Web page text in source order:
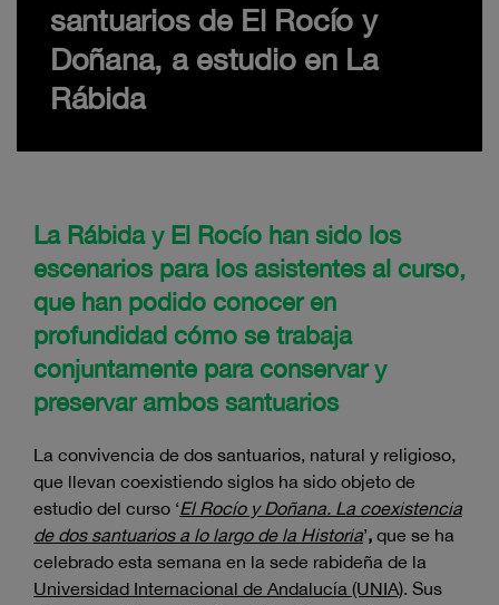
santuarios de El Rocío y
Doñana, a estudio en La
Rábida
La Rábida y El Rocío han sido los
escenarios para los asistentes al curso,
que han podido conocer en
profundidad cómo se trabaja
conjuntamente para conservar y
preservar ambos santuarios
La convivencia de dos santuarios, natural y religioso,
que llevan coexistiendo siglos ha sido objeto de
estudio del curso ‘El Rocío y Doñana. La coexistencia
de dos santuarios a lo largo de la Historia’, que se ha
celebrado esta semana en la sede rabideña de la
Universidad Internacional de Andalucía (UNIA). Sus